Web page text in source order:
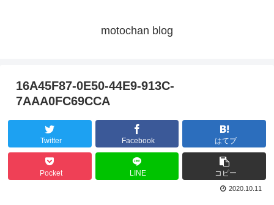
motochan blog
16A45F87-0E50-44E9-913C-
7AAA0FC69CCA
Twitter Facebook はてブ
Pocket LINE コピー
2020.10.11